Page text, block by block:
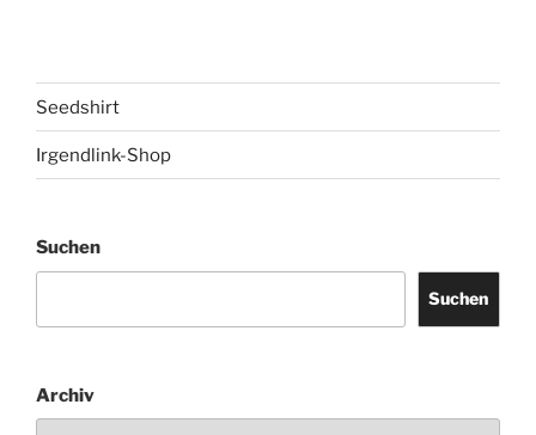
Seedshirt
Irgendlink-Shop
Suchen
Suchen
Archiv